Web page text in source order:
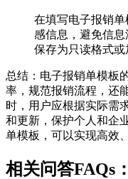
在填写电子报销
感信息，避免信
保存为只读格式或
总结：电子报销单模板
率，规范报销流程，还
时，用户应根据实际需
和更新，保护个人和企
单模板，可以实现高效
相关问答FAQs：